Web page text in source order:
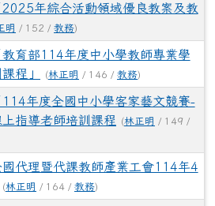
2025年綜合活動領域優良教案及教
明 / 152 / 教務)
教育部114年度中小學教師專業學
程」
(林正明 / 146 / 教務)
114年度全國中小學客家藝文競賽-
指導老師培訓課程
(林正明 / 149 /
國代理暨代課教師產業工會114年4
(林正明 / 164 / 教務)